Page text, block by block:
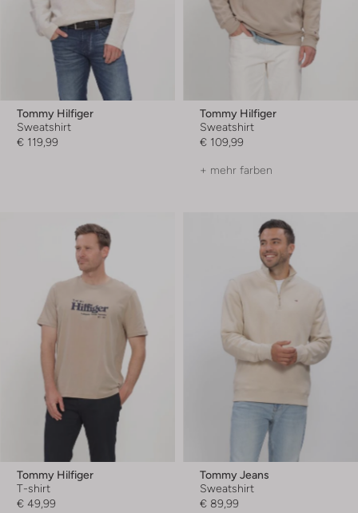
Tommy Hilfiger
Sweatshirt
€ 119,99
Tommy Hilfiger
Sweatshirt
€ 109,99
+ mehr farben
Tommy Hilfiger
T-shirt
€ 49,99
Tommy Jeans
Sweatshirt
€ 89,99